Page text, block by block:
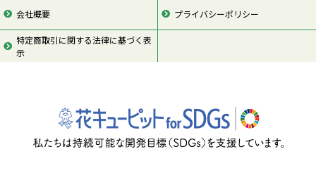
会社概要 プライバシーポリシー
特定商取引に関する法律に基づく表
示
ページの先頭